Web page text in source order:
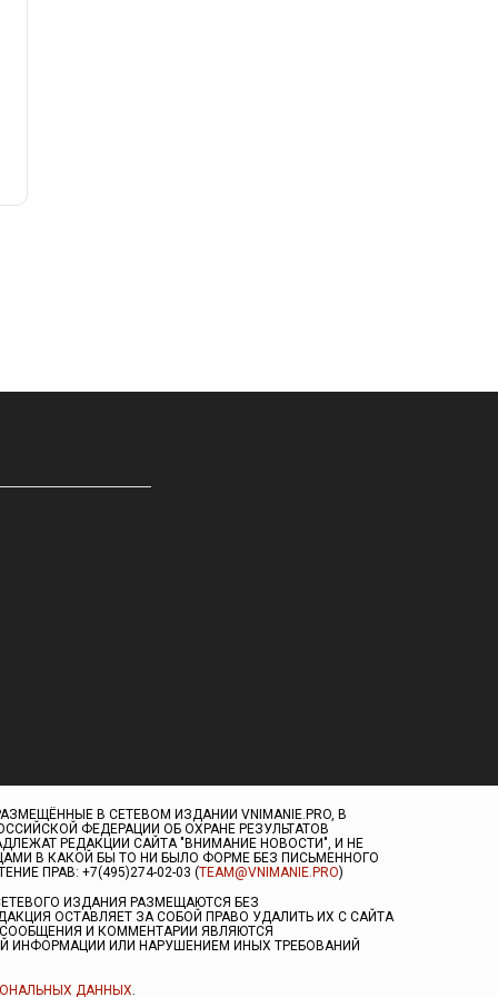
В СЕТЕВОМ ИЗДАНИИ VNIMANIE.PRO, В
ФЕДЕРАЦИИ ОБ ОХРАНЕ РЕЗУЛЬТАТОВ
РЕДАКЦИИ САЙТА "ВНИМАНИЕ НОВОСТИ", И НЕ
В КАКОЙ БЫ ТО НИ БЫЛО ФОРМЕ БЕЗ ПИСЬМЕННОГО
ПРАВ: +7(495)274-02-03 (TEAM@VNIMANIE.PRO)
ИЗДАНИЯ РАЗМЕЩАЮТСЯ БЕЗ
ОСТАВЛЯЕТ ЗА СОБОЙ ПРАВО УДАЛИТЬ ИХ С САЙТА
И КОММЕНТАРИИ ЯВЛЯЮТСЯ
ИНФОРМАЦИИ ИЛИ НАРУШЕНИЕМ ИНЫХ ТРЕБОВАНИЙ
ДАННЫХ.